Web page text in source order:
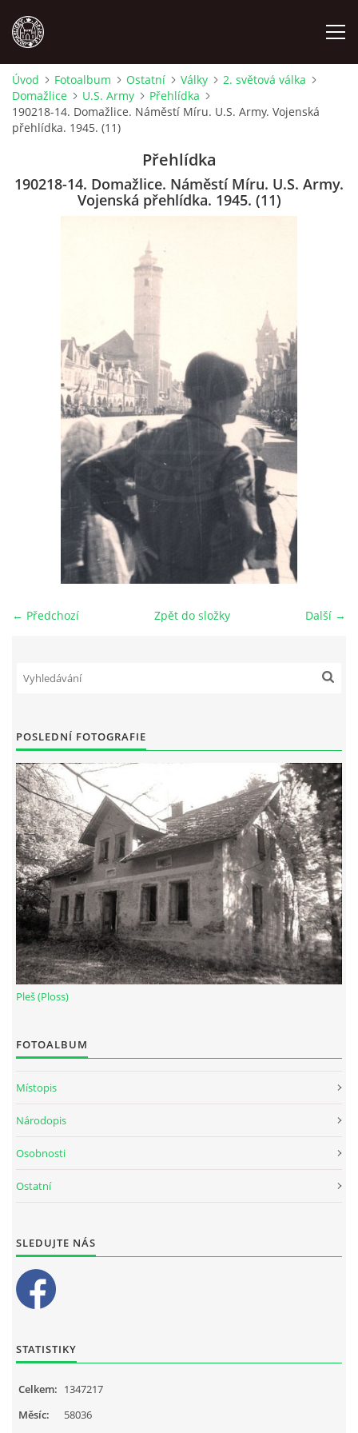
MÍSTOPIS
OSOBNOSTI
DŮL NA SLÍDU (NA KOLE)
tel. 773 916 275
info@domdej.cz
--------------------------------------------------------------
Tento projekt je realizován za finanční podpory
města Domažlice.
Úvod Fotoalbum Ostatní Války
2. světová válka
Domažlice
U.S. Army
Přehlídka
190218-14. Domažlice. Náměstí Míru. U.S. Army. Vojenská
přehlídka. 1945. (11)
Přehlídka
190218-14. Domažlice. Náměstí Míru. U.S. Army.
Vojenská přehlídka. 1945. (11)
← Předchozí Další →
Zpět do složky
POSLEDNÍ FOTOGRAFIE
Pleš (Ploss)
FOTOALBUM
Místopis
Národopis
Osobnosti
Ostatní
SLEDUJTE NÁS
STATISTIKY
Celkem: 1347217
Měsíc:
58036